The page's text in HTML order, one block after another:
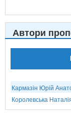
Автори
Кармазін Юрій
Королевська